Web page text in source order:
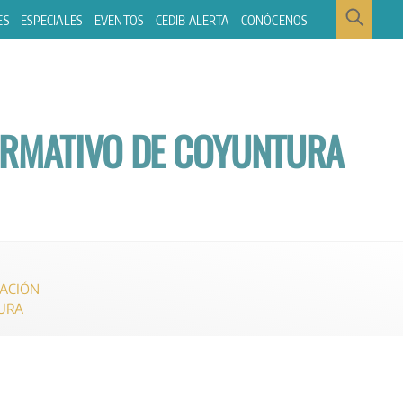
ESPECIALES EVENTOS CEDIB ALERTA CONÓCENOS
DE COYUNTURA